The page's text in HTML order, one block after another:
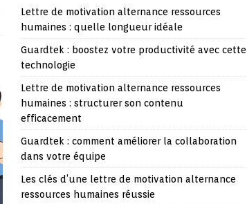
Lettre de motivation alternance ressources
humaines : quelle longueur idéale
Guardtek : boostez votre productivité avec cette
technologie
Lettre de motivation alternance ressources
humaines : structurer son contenu
efficacement
Guardtek : comment améliorer la collaboration
dans votre équipe
Les clés d’une lettre de motivation alternance
ressources humaines réussie